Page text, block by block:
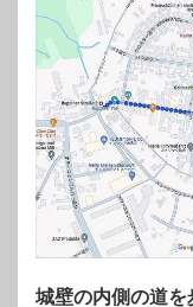
城壁の内側の道